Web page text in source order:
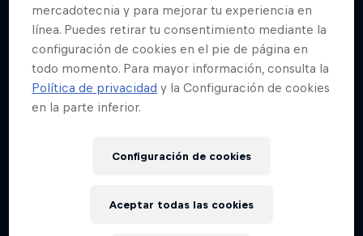
Red Bull Batalla Final Torneo de Plazas
mercadotecnia y para mejorar tu experiencia en
línea. Puedes retirar tu consentimiento mediante la
configuración de cookies en el pie de página en
todo momento. Para mayor información, consulta la
Política de privacidad y la Configuración de cookies
en la parte inferior.
Configuración de cookies
Aceptar todas las cookies